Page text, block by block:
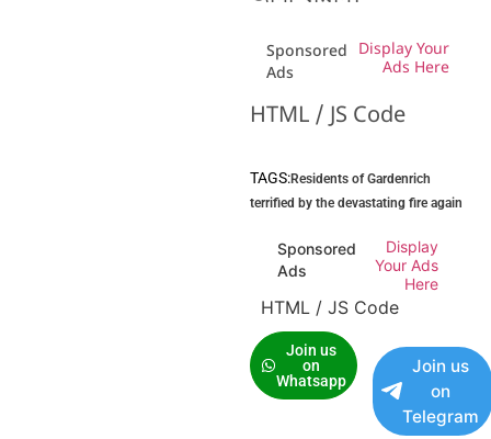
Sponsored
Ads
Display Your
Ads Here
HTML / JS Code
TAGS:Residents of Gardenrich
terrified by the devastating fire again
Sponsored
Ads
Display
Your Ads
Here
HTML / JS Code
Join us
on
Whatsapp
Join us
on
Telegram